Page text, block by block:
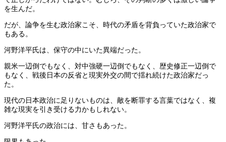
を生んだ。
だが、論争を生む政治家こそ、時代の矛盾を背負っていた政治家で
もある。
河野洋平氏は、保守の中にいた異端だった。
親米一辺倒でもなく、対中強硬一辺倒でもなく、歴史修正一辺倒で
もなく、戦後日本の反省と現実外交の間で揺れ続けた政治家だっ
た。
現代の日本政治に足りないものは、敵を断罪する言葉ではなく、複
雑な現実を引き受ける力かもしれない。
河野洋平氏の政治には、甘さもあった。